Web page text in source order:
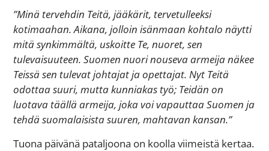
”Minä tervehdin Teitä, jääkärit, tervetulleeksi
kotimaahan. Aikana, jolloin isänmaan kohtalo näytti
mitä synkimmältä, uskoitte Te, nuoret, sen
tulevaisuuteen. Suomen nuori nouseva armeija näkee
Teissä sen tulevat johtajat ja opettajat. Nyt Teitä
odottaa suuri, mutta kunniakas työ; Teidän on
luotava täällä armeija, joka voi vapauttaa Suomen ja
tehdä suomalaisista suuren, mahtavan kansan.”
Tuona päivänä pataljoona on koolla viimeistä kertaa.